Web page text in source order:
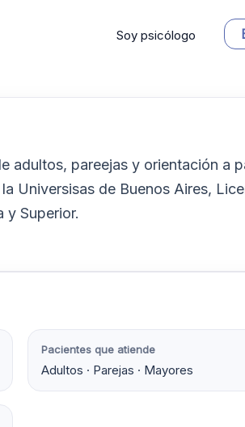
Soy psicólogo
adultos, pareejas y orientación a
Universisas de Buenos Aires,
y Superior.
Pacientes que atiende
Adultos · Parejas · Mayores